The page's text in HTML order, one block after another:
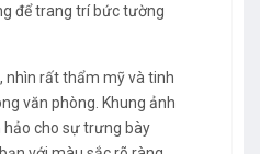
để trang trí bức tường
nhìn rất thẩm mỹ và tinh
văn phòng. Khung ảnh
cho sự trưng bày